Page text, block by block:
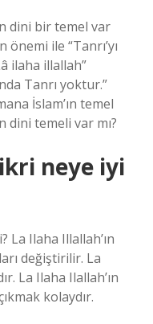
dini bir temel var
ile “Tanrı’yı
ilaha illallah”
Tanrı yoktur.”
İslam’ın temel
dini temeli var mı?
neye iyi
La Ilaha Illallah’ın
değiştirilir. La
La Ilaha Ilallah’ın
kolaydır.